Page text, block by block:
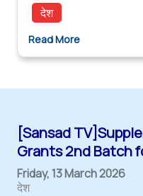
देश
Read More
[Sansad
Grants 2nd Batch
Friday, 13 March 2026
देश